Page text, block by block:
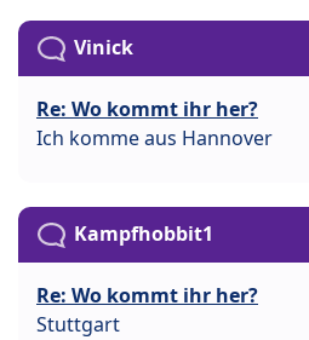
Vinick
Re: Wo kommt ihr her?
Ich komme aus Hannover
Kampfhobbit1
Re: Wo kommt ihr her?
Stuttgart